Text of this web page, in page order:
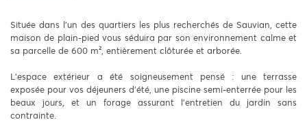
Située dans l'un des quartiers les plus recherchés de Sauvian, cette
maison de plain-pied vous séduira par son environnement calme et
sa parcelle de 600 m², entièrement clôturée et arborée.
L'espace extérieur a été soigneusement pensé : une terrasse
exposée pour vos déjeuners d’été, une piscine semi-enterrée pour les
beaux jours, et un forage assurant l'entretien du jardin sans
contrainte.